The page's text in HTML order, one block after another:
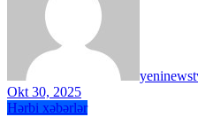
Okt 30, 2025
Hərbi xəbərlər